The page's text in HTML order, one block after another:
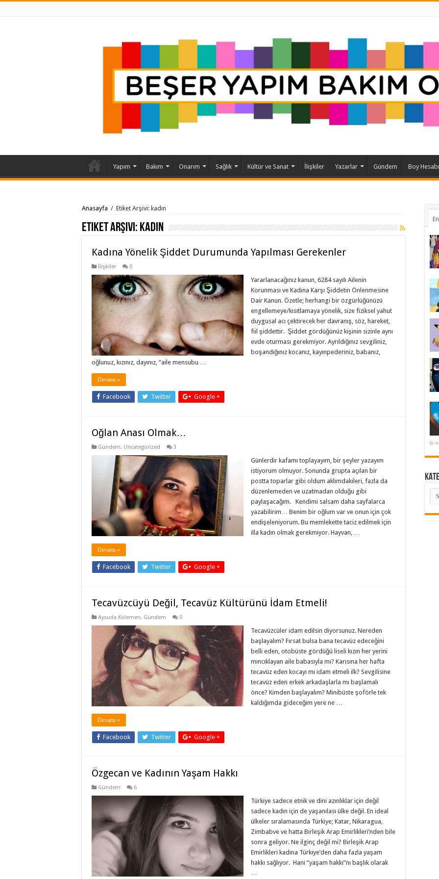
Yapım Bakım Onarım Sağlık Kültür ve Sanat İlişkiler Yazarlar Gündem Boy Hesabı
Anasayfa / Etiket Arşivi: kadın
Etiket Arşivi: kadın
Kadına Yönelik Şiddet Durumunda Yapılması Gerekenler
İlişkiler 0
Yararlanacağınız kanun, 6284 sayılı Ailenin
Korunması ve Kadına Karşı Şiddetin Önlenmesine
Dair Kanun. Özetle; herhangi bir özgürlüğünüzü
engellemeye/kısıtlamaya yönelik, size fiziksel yahut
duygusal acı çektirecek her davranış, söz, hareket,
fiil şiddettir. Şiddet gördüğünüz kişinin sizinle aynı
evde oturması gerekmiyor. Ayrıldığınız sevgiliniz,
boşandığınız kocanız, kayınpederiniz, babanız,
oğlunuz, kızınız, dayınız, “aile mensubu …
Devamı »
Facebook Twitter Google +
Oğlan Anası Olmak…
Gündem, Uncategorized 3
Günlerdir kafamı toplayayım, bir şeyler yazayım
istiyorum olmuyor. Sonunda grupta açılan bir
postta toparlar gibi oldum aklımdakileri, fazla da
düzenlemeden ve uzatmadan olduğu gibi
paylaşacağım. Kendimi salsam daha sayfalarca
yazabilirim… Benim bir oğlum var ve onun için çok
endişeleniyorum. Bu memlekette taciz edilmek için
illa kadın olmak gerekmiyor. Hayvan, …
Devamı »
Facebook Twitter Google +
Tecavüzcüyü Değil, Tecavüz Kültürünü İdam Etmeli!
Aysuda Kölemen, Gündem 0
Tecavüzcüler idam edilsin diyorsunuz. Nereden
başlayalım? Fırsat bulsa bana tecavüz edeceğini
belli eden, otobüste gördüğü liseli kızın her yerini
mıncıklayan aile babasıyla mı? Karısına her hafta
tecavüz eden kocayı mı idam etmeli ilk? Sevgilisine
tecavüz eden erkek arkadaşlarla mı başlamalı
önce? Kimden başlayalım? Minibüste şoförle tek
kaldığımda gideceğim yere ne …
Devamı »
Facebook Twitter Google +
Özgecan ve Kadının Yaşam Hakkı
Gündem 6
Türkiye sadece etnik ve dini azınlıklar için değil
sadece kadın için de yaşanılası ülke değil. En ideal
ülkeler sıralamasında Türkiye; Katar, Nikaragua,
Zimbabve ve hatta Birleşik Arap Emirlikleri’nden bile
sonra geliyor. Ne ilginç değil mi? Birleşik Arap
Emirlikleri kadına Türkiye’den daha fazla yaşam
hakkı sağlıyor. Hani “yaşam hakkı”nı başlık olarak
…